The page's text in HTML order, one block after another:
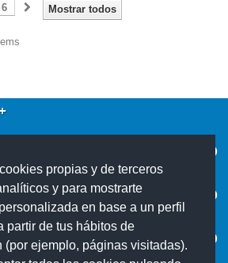
propias y de terceros
y para mostrarte
en base a un perfil
partir de tus hábitos de
(por ejemplo, páginas visitadas).
Mostrar todos
6